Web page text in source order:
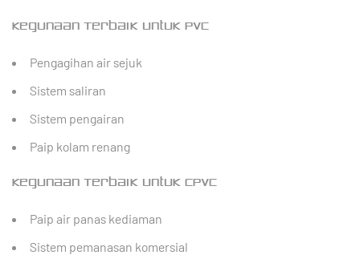
Kegunaan Terbaik untuk PVC
Pengagihan air sejuk
Sistem saliran
Sistem pengairan
Paip kolam renang
Kegunaan Terbaik untuk CPVC
Paip air panas kediaman
Sistem pemanasan komersial